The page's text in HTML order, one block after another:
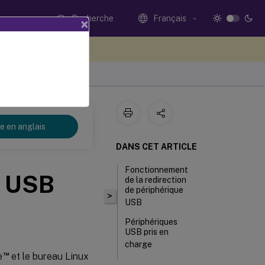
Recherche Français
en anglais
™et le bureau Linux
>
DANS CET ARTICLE
Fonctionnement
de la redirection
de périphérique
USB
Périphériques
USB pris en
charge
×